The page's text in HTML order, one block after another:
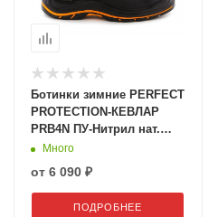
Ботинки зимние PERFECT
PROTECTION-КЕВЛАР
PRB4N ПУ-Нитрил нат.
мех. с ПП и АС
Много
от 6 090 ₽
ПОДРОБНЕЕ